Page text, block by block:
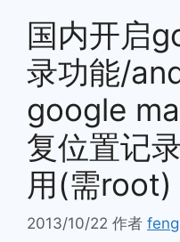
国内开启
录功能/
google
复位置记
用(需root)
2013/10/22 作者 feng